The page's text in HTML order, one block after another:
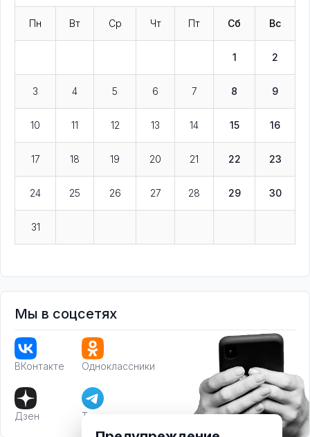
Пн Вт Ср Чт Пт Сб Вс
1 2
3 4 5 6 7 8 9
10 11 12 13 14 15 16
17 18 19 20 21 22 23
24 25 26 27 28 29 30
31
Мы в соцсетях
ВКонтакте Одноклассники
Дзен Телеграм